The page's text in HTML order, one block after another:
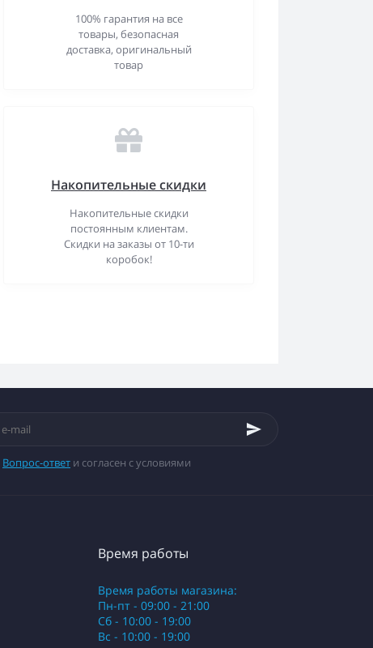
100% гарантия на все
товары, безопасная
доставка, оригинальный
товар
Накопительные скидки
Накопительные скидки
постоянным клиентам.
Скидки на заказы от 10-ти
коробок!
Вопрос-ответ и согласен с условиями
Время работы
Время работы магазина:
Пн-пт - 09:00 - 21:00
Сб - 10:00 - 19:00
Вс - 10:00 - 19:00